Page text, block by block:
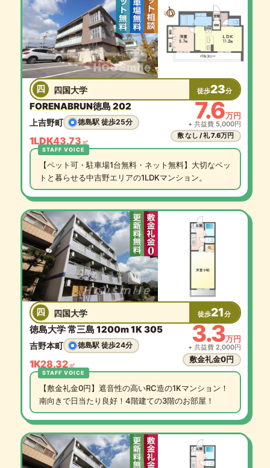
四 四国大学 徒歩23分
FORENABRUN徳島 202
上吉野町 徳島駅 徒歩25分
1LDK43.73 ㎡
7.6万円
+ 共益費 5,000円
敷 なし / 礼 7.6万円
【ペット可・駐車場1台無料・ネット無料】大切なペッ
トと暮らせる中吉野エリアの1LDKマンション。
四 四国大学 徒歩21分
徳島大学 常三島 1200m 1K 305
吉野本町 徳島駅 徒歩24分
1K28.32㎡
3.3万円
+ 共益費 2,000円
敷金礼金0円
【敷金礼金0円】遮音性の高いRC造の1Kマンション！
南向きで日当たり良好！4階建ての3階のお部屋！